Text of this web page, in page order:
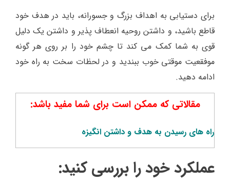
برای دستیابی به اهداف بزرگ و جسورانه، باید در هدف خود
قاطع باشید، و داشتن روحیه انعطاف پذیر و داشتن یک دلیل
قوی به شما کمک می کند تا چشم خود را بر روی هر گونه
موفقعیت موقتی خوب ببندید و در لحظات سخت به راه خود
ادامه دهید.
مقالاتی که ممکن است برای شما مفید باشد:
راه های رسیدن به هدف و داشتن انگیزه
عملکرد خود را بررسی کنید: